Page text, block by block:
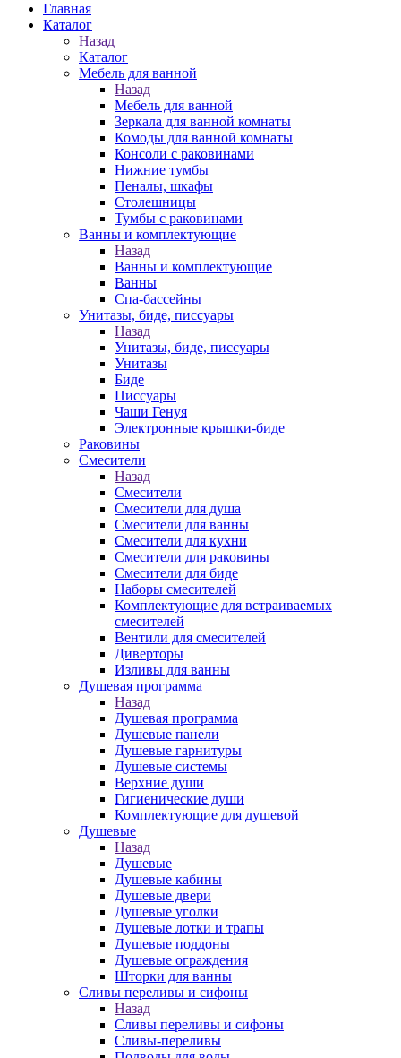
Главная
Каталог
Назад
Каталог
Мебель для ванной
Назад
Мебель для ванной
Зеркала для ванной комнаты
Комоды для ванной комнаты
Консоли с раковинами
Нижние тумбы
Пеналы, шкафы
Столешницы
Тумбы с раковинами
Ванны и комплектующие
Назад
Ванны и комплектующие
Ванны
Спа-бассейны
Унитазы, биде, писсуары
Назад
Унитазы, биде, писсуары
Унитазы
Биде
Писсуары
Чаши Генуя
Электронные крышки-биде
Раковины
Смесители
Назад
Смесители
Смесители для душа
Смесители для ванны
Смесители для кухни
Смесители для раковины
Смесители для биде
Наборы смесителей
Комплектующие для встраиваемых
смесителей
Вентили для смесителей
Диверторы
Изливы для ванны
Душевая программа
Назад
Душевая программа
Душевые панели
Душевые гарнитуры
Душевые системы
Верхние души
Гигиенические души
Комплектующие для душевой
Душевые
Назад
Душевые
Душевые кабины
Душевые двери
Душевые уголки
Душевые лотки и трапы
Душевые поддоны
Душевые ограждения
Шторки для ванны
Сливы переливы и сифоны
Назад
Сливы переливы и сифоны
Сливы-переливы